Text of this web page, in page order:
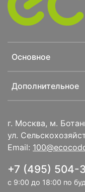
г. Москва, м.
ул.
Email:
+7 (495) 504-
с 9:00 до 18:00 по
Основное
Дополнительное